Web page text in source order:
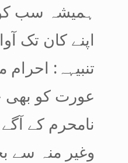
ہمیشہ سب
اپنے کان تک
تنبیہہ: احرام
عورت کو بھی
نامحرم کے
وغیر منہ سے